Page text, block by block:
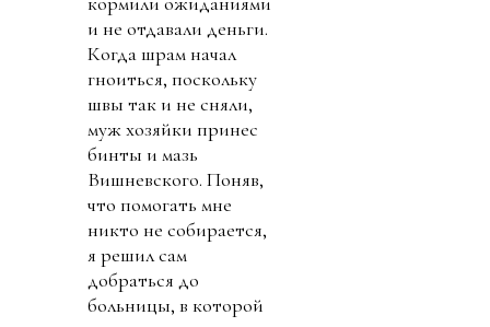
и не отдавали деньги.
Когда шрам начал
гноиться, поскольку
швы так и не сняли,
муж хозяйки принес
бинты и мазь
Вишневского. Поняв,
что помогать мне
никто не собирается,
я решил сам
добраться до
больницы, в которой